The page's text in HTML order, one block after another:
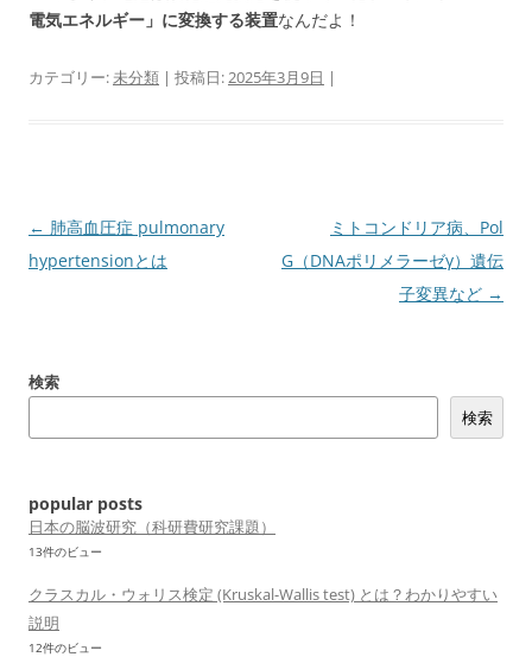
電気エネルギー」に変換する装置なんだよ！
カテゴリー:未分類 | 投稿日:2025年3月9日 |
投
稿
ー
← 肺高血圧症 pulmonary
hypertensionとは
ミトコンドリア病、Pol
G（DNAポリメラーゼγ）遺伝
子変異など →
検索
検索
popular posts
日本の脳波研究（科研費研究課題）
13件のビュー
クラスカル・ウォリス検定 (Kruskal-Wallis test) とは？わかりやすい
説明
12件のビュー